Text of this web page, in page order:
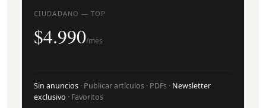
CIUDADANO — TOP
$4.990/mes
Sin anuncios · Publicar artículos · PDFs · Newsletter
exclusivo · Favoritos